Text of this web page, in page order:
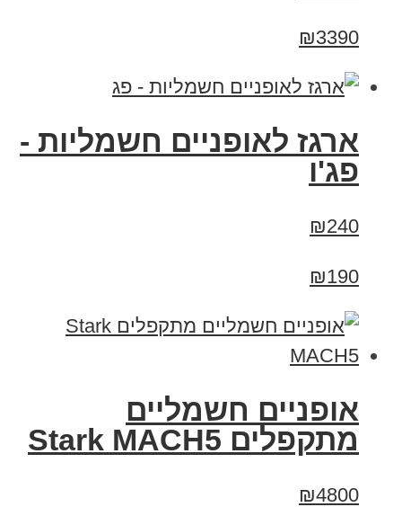
₪3390
ארגז לאופניים חשמליות -
פג'ו
₪240
₪190
‏אופניים חשמליים
‏מתקפלים Stark MACH5
₪4800